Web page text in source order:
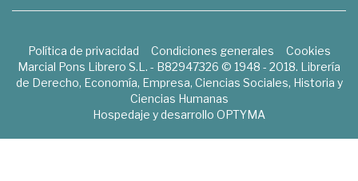
Política de privacidad Condiciones generales
Cookies
Marcial Pons Librero S.L. - B82947326 © 1948 - 2018. Librería
de Derecho, Economía, Empresa, Ciencias Sociales, Historia y
Ciencias Humanas
Hospedaje y desarrollo OPTYMA